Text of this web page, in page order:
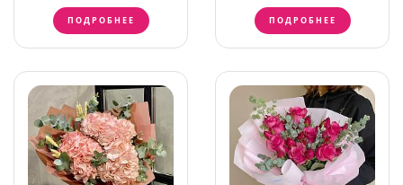
ПОДРОБНЕЕ ПОДРОБНЕЕ